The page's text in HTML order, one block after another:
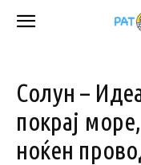
Солун –
покрај
ноќен